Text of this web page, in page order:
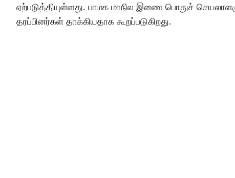
ஏற்படுத்தியுள்ளது. பாமக மாநில இணை பொதுச்
தரப்பினர்கள் தாக்கியதாக கூறப்படுகிறது.